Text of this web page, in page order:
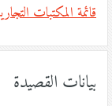
قائمة المكتبات
بيانات القصيدة